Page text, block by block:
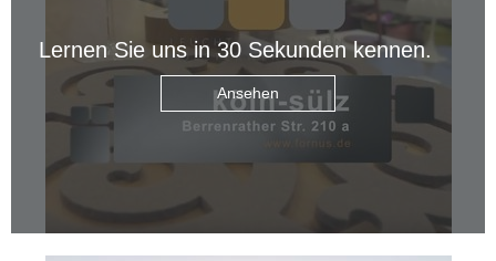
Lernen Sie uns in 30 Sekunden kennen.
Ansehen